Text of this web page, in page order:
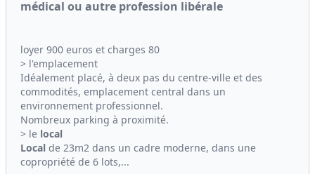
médical ou autre profession libérale
loyer 900 euros et charges 80
> l'emplacement
Idéalement placé, à deux pas du centre-ville et des
commodités, emplacement central dans un
environnement professionnel.
Nombreux parking à proximité.
> le local
Local de 23m2 dans un cadre moderne, dans une
copropriété de 6 lots,...